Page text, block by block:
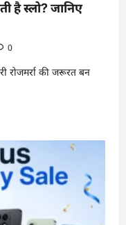
है स्लो? जानिए
0
रोजमर्रा की जरूरत बन